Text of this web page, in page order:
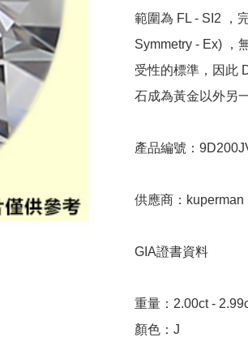
範圍為 FL - SI2 ，
Symmetry - Ex) ，
受性的標準，因此
石成為黃金以外另
產品編號：
供應商：kuperman
GIA證書資料
重量：2.00ct -
顏色：J